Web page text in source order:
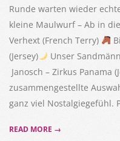
Runde warten wieder
kleine Maulwurf – Ab in
Verhext (French Terry)
(Jersey)
Unser
Janosch – Zirkus Panama
zusammengestellte
ganz viel Nostalgiegefühl.
READ MORE →